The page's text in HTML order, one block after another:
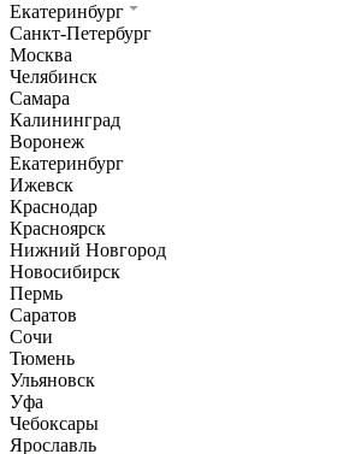
Екатеринбург
Санкт-Петербург
Москва
Челябинск
Самара
Калининград
Воронеж
Екатеринбург
Ижевск
Краснодар
Красноярск
Нижний Новгород
Новосибирск
Пермь
Саратов
Сочи
Тюмень
Ульяновск
Уфа
Чебоксары
Ярославль